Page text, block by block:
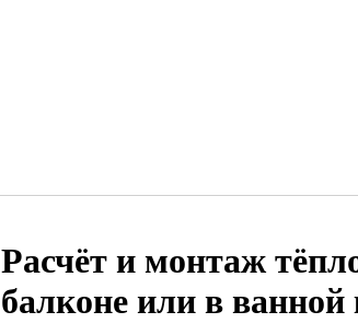
Расчёт и монтаж
балконе или в ванной